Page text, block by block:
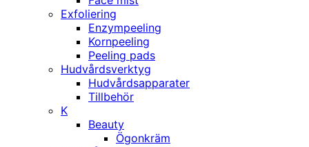
Exfoliering
Enzympeeling
Kornpeeling
Peeling pads
Hudvårdsverktyg
Hudvårdsapparater
Tillbehör
K
Beauty
Ögonkräm